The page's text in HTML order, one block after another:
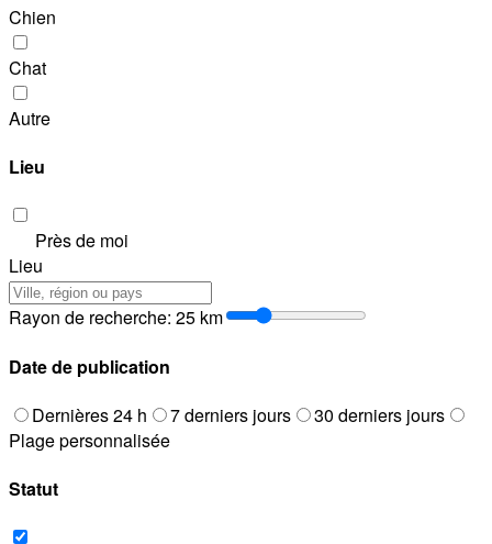
Chien
Chat
Autre
Lieu
Près de moi
Lieu
Rayon de recherche: 25 km
Date de publication
Dernières 24 h
7 derniers jours
30 derniers jours
Plage personnalisée
Statut